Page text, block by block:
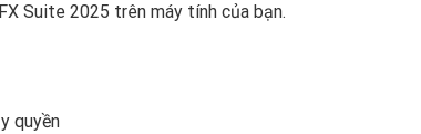
Suite 2025 trên máy tính của bạn.
quyền